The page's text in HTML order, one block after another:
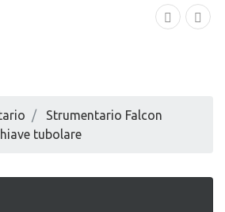
Strumentario Falcon
tubolare